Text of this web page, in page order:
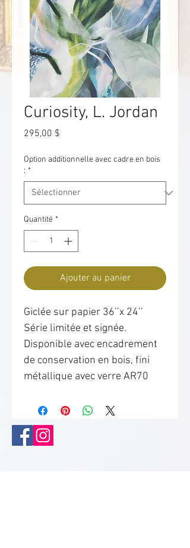
Curiosity, L. Jordan
295,00 $
Option additionnelle avec cadre en bois
: *
Quantité *
Ajouter au panier
Giclée sur papier 36’’x 24’’
Série limitée et signée.
Disponible avec encadrement
de conservation en bois, fini
métallique avec verre AR70
des reflets);
AUSSI DISPONIBLE AVEC